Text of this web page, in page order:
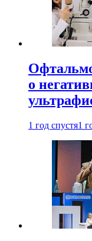
о
1 год спустя1